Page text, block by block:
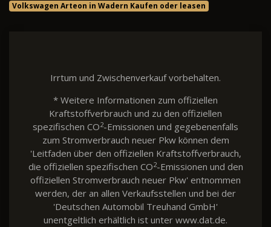
Volkswagen Arteon in Wadern Kaufen oder leasen
Irrtum und Zwischenverkauf vorbehalten.
* Weitere Informationen zum offiziellen
Kraftstoffverbrauch und zu den offiziellen
spezifischen CO2-Emissionen und gegebenenfalls
zum Stromverbrauch neuer Pkw können dem
'Leitfaden über den offiziellen Kraftstoffverbrauch,
die offiziellen spezifischen CO2-Emissionen und den
offiziellen Stromverbrauch neuer Pkw' entnommen
werden, der an allen Verkaufsstellen und bei der
'Deutschen Automobil Treuhand GmbH'
unentgeltlich erhältlich ist unter www.dat.de.